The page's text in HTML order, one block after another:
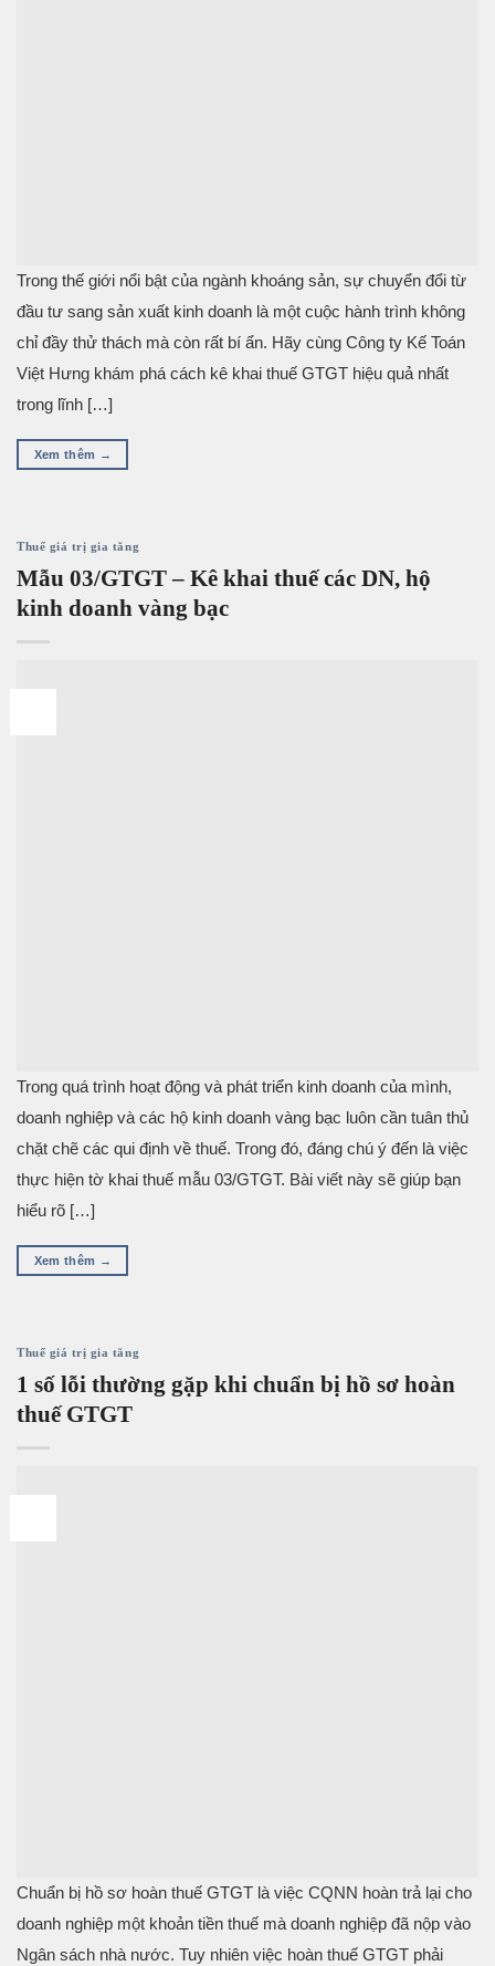
Trong thế giới nổi bật của ngành khoáng sản, sự chuyển đổi từ
đầu tư sang sản xuất kinh doanh là một cuộc hành trình không
chỉ đầy thử thách mà còn rất bí ẩn. Hãy cùng Công ty Kế Toán
Việt Hưng khám phá cách kê khai thuế GTGT hiệu quả nhất
trong lĩnh […]
Xem thêm →
Thuế giá trị gia tăng
Mẫu 03/GTGT – Kê khai thuế các DN, hộ
kinh doanh vàng bạc
Trong quá trình hoạt động và phát triển kinh doanh của mình,
doanh nghiệp và các hộ kinh doanh vàng bạc luôn cần tuân thủ
chặt chẽ các qui định về thuế. Trong đó, đáng chú ý đến là việc
thực hiện tờ khai thuế mẫu 03/GTGT. Bài viết này sẽ giúp bạn
hiểu rõ […]
Xem thêm →
Thuế giá trị gia tăng
1 số lỗi thường gặp khi chuẩn bị hồ sơ hoàn
thuế GTGT
Chuẩn bị hồ sơ hoàn thuế GTGT là việc CQNN hoàn trả lại cho
doanh nghiệp một khoản tiền thuế mà doanh nghiệp đã nộp vào
Ngân sách nhà nước. Tuy nhiên việc hoàn thuế GTGT phải